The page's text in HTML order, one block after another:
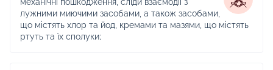
механічні пошкодження, сліди взаємодії з
лужними миючими засобами, а також засобами,
що містять хлор та йод, кремами та мазями, що містять
ртуть та їх сполуки;